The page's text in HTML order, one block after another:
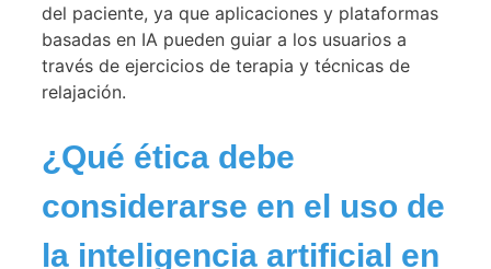
del paciente, ya que aplicaciones y plataformas
basadas en IA pueden guiar a los usuarios a
través de ejercicios de terapia y técnicas de
relajación.
¿Qué ética debe
considerarse en el uso de
la inteligencia artificial en